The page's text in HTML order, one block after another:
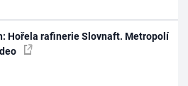
Hořela rafinerie Slovnaft. Metropolí